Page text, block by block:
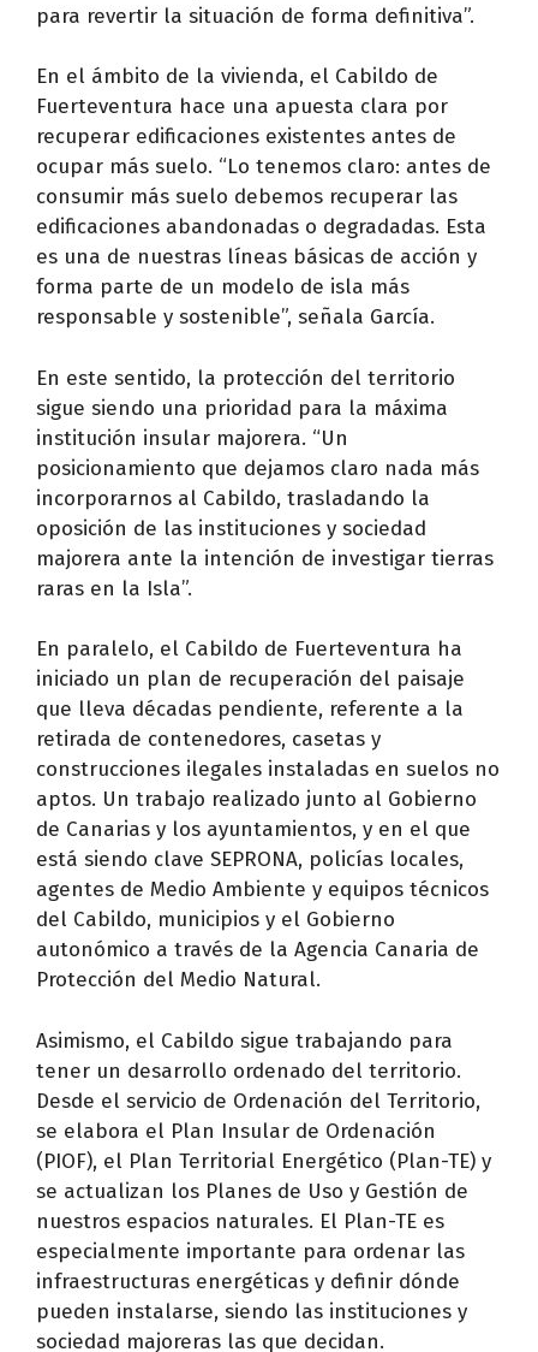
para revertir la situación de forma definitiva”.
En el ámbito de la vivienda, el Cabildo de
Fuerteventura hace una apuesta clara por
recuperar edificaciones existentes antes de
ocupar más suelo. “Lo tenemos claro: antes de
consumir más suelo debemos recuperar las
edificaciones abandonadas o degradadas. Esta
es una de nuestras líneas básicas de acción y
forma parte de un modelo de isla más
responsable y sostenible”, señala García.
En este sentido, la protección del territorio
sigue siendo una prioridad para la máxima
institución insular majorera. “Un
posicionamiento que dejamos claro nada más
incorporarnos al Cabildo, trasladando la
oposición de las instituciones y sociedad
majorera ante la intención de investigar tierras
raras en la Isla”.
En paralelo, el Cabildo de Fuerteventura ha
iniciado un plan de recuperación del paisaje
que lleva décadas pendiente, referente a la
retirada de contenedores, casetas y
construcciones ilegales instaladas en suelos no
aptos. Un trabajo realizado junto al Gobierno
de Canarias y los ayuntamientos, y en el que
está siendo clave SEPRONA, policías locales,
agentes de Medio Ambiente y equipos técnicos
del Cabildo, municipios y el Gobierno
autonómico a través de la Agencia Canaria de
Protección del Medio Natural.
Asimismo, el Cabildo sigue trabajando para
tener un desarrollo ordenado del territorio.
Desde el servicio de Ordenación del Territorio,
se elabora el Plan Insular de Ordenación
(PIOF), el Plan Territorial Energético (Plan-TE) y
se actualizan los Planes de Uso y Gestión de
nuestros espacios naturales. El Plan-TE es
especialmente importante para ordenar las
infraestructuras energéticas y definir dónde
pueden instalarse, siendo las instituciones y
sociedad majoreras las que decidan.